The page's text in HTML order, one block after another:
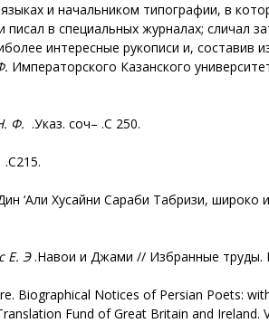
и начальником типографии, в
писал в специальных журналах; сличал
интересные рукописи и,
. Императорского Казанского
Ф. Указ. соч.– С. 250.
С.215.
‘Али Хусайни Сараби Табризи, широко
Е. Э. Навои и Джами // Избранные труды.
Biographical Notices of Persian Poets:
Fund of Great Britain and Ireland.